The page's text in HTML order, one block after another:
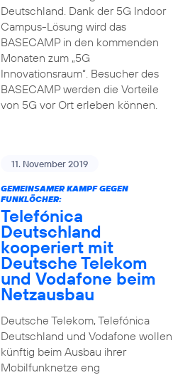
Deutschland. Dank der 5G Indoor
Campus-Lösung wird das
BASECAMP in den kommenden
Monaten zum „5G
Innovationsraum“. Besucher des
BASECAMP werden die Vorteile
von 5G vor Ort erleben können.
11. November 2019
GEMEINSAMER KAMPF GEGEN
FUNKLÖCHER:
Telefónica
Deutschland
kooperiert mit
Deutsche Telekom
und Vodafone beim
Netzausbau
Deutsche Telekom, Telefónica
Deutschland und Vodafone wollen
künftig beim Ausbau ihrer
Mobilfunknetze eng